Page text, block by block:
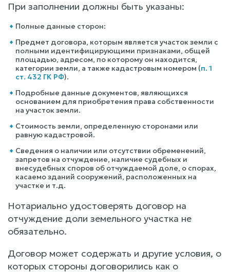
При заполнении должны быть указаны:
Полные данные сторон:
Предмет договора, которым является участок земли с
полными идентифицирующими признаками, общей
площадью, адресом, по которому он находится,
категории земли, а также кадастровым номером (п. 1
ст. 432 ГК РФ).
Подробные данные документов, являющихся
основанием для приобретения права собственности
на участок земли.
Стоимость земли, определенную сторонами или
равную кадастровой.
Сведения о наличии или отсутствии обременений,
запретов на отчуждение, наличие судебных и
внесудебных споров oб отчуждаемой доле, о спорах,
касаемо зданий сооружений, расположенных на
участке и т.д.
Нотариально удостоверять договор на
отчуждение доли земельного участка не
обязательно.
Договор может содержать и другие условия, о
которых стороны договорились как о